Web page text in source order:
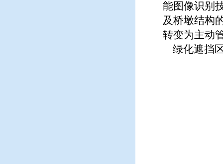
能图像识别
及桥墩结构
转变为主动
绿化遮挡